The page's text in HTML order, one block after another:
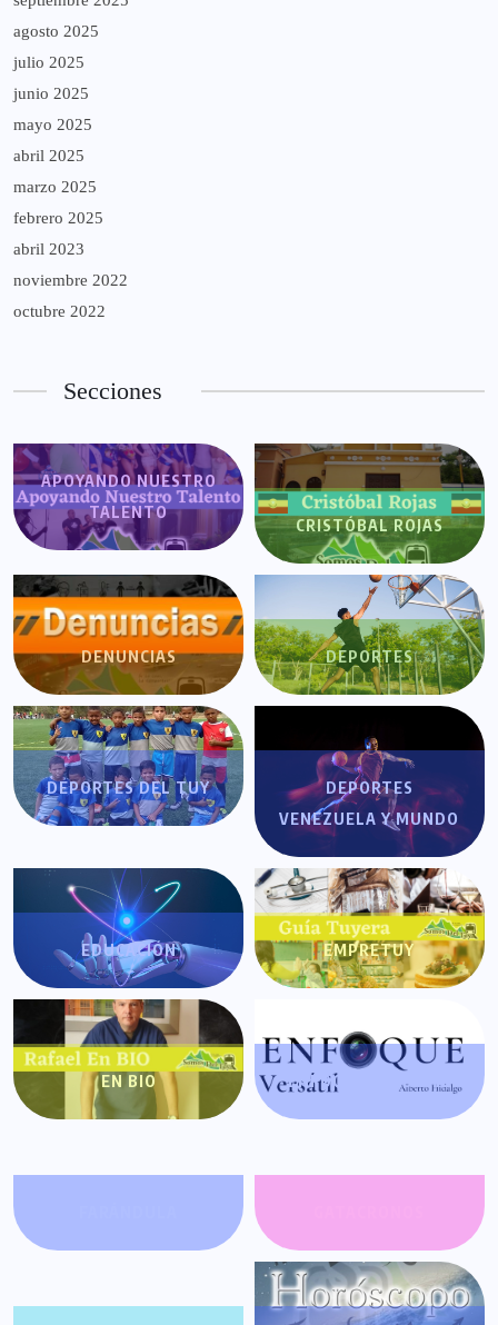
agosto 2025
julio 2025
junio 2025
mayo 2025
abril 2025
marzo 2025
febrero 2025
abril 2023
noviembre 2022
octubre 2022
Secciones
APOYANDO NUESTRO
TALENTO
CRISTÓBAL ROJAS
DENUNCIAS DEPORTES
DEPORTES DEL TUY
DEPORTES
VENEZUELA Y MUNDO
EDUCACIÓN EMPRETUY
EN BIO ENFOQUE VERSÁTIL